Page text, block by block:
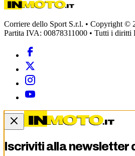
Corriere dello Sport S.r.l. • Copyright ©
Partita IVA: 00878311000 • Tutti i diritti
Iscriviti alla newsletter